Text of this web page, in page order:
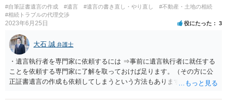
ようであれば警察への通報や法的措置も辞さないこと などを記載した
書面を発送してもらうことがよろしいように思います。
#自筆証書遺言の作成 #遺言 #遺言の書き直し・やり直し
#不動産・土地の相続
#相続トラブルの代理交渉
2023年6月25日 役にたった 3
大石 誠 弁護士
・遺言執行者を専門家に依頼するには ⇒事前に遺言執行者に就任する
ことを依頼する専門家に了解を取っておけば足ります。（その方に公
正証書遺言の作成も依頼してしまうという方法もあります） 事前に了
ません。 遺言執行者に就任し、遺言執行が完了したときの報酬だけ、